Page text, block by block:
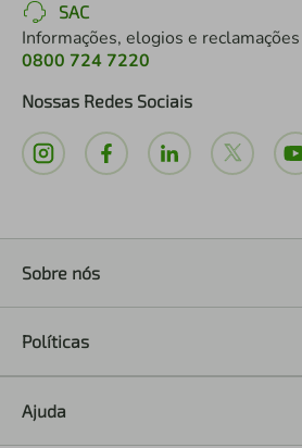
SAC
Informações, elogios e reclamações
0800 724 7220
Nossas Redes Sociais
Sobre nós
Políticas
Ajuda